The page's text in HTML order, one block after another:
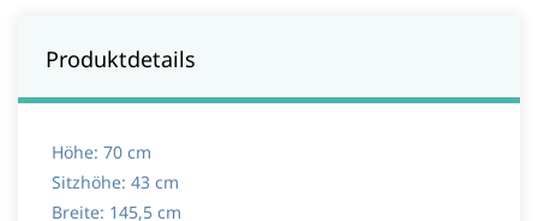
Produktdetails
Höhe: 70 cm
Sitzhöhe: 43 cm
Breite: 145,5 cm